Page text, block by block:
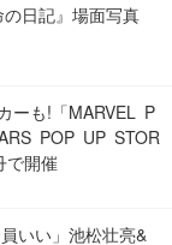
日記』場面写真
ーも!「MARVEL P
POP UP STOR
で開催
いい」池松壮亮&